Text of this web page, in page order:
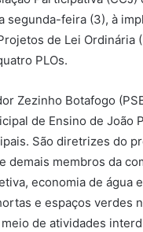
segunda-feira (3), à
de Lei Ordinária
PLOs.
Zezinho Botafogo
de Ensino de João
São diretrizes do
membros da
economia de água
e espaços verdes
de atividades